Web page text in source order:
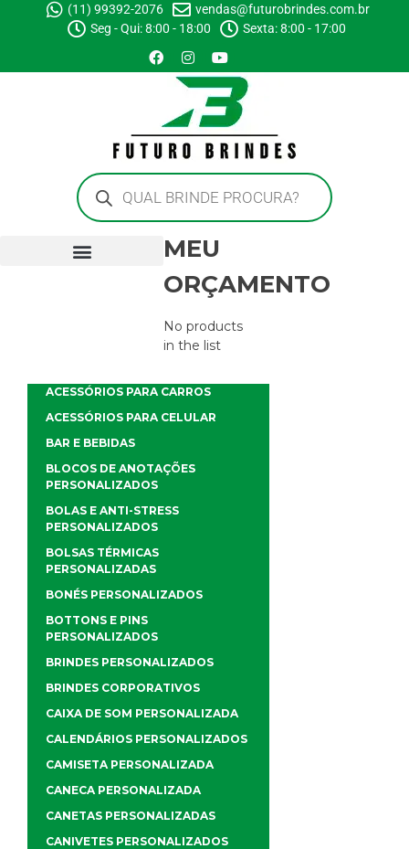
(11) 99392-2076
vendas@futurobrindes.com.br
Seg - Qui: 8:00 - 18:00
Sexta: 8:00 - 17:00
MEU
ORÇAMENTO
No products
in the list
ACESSÓRIOS PARA CARROS
ACESSÓRIOS PARA CELULAR
BAR E BEBIDAS
BLOCOS DE ANOTAÇÕES
PERSONALIZADOS
BOLAS E ANTI-STRESS
PERSONALIZADOS
BOLSAS TÉRMICAS
PERSONALIZADAS
BONÉS PERSONALIZADOS
BOTTONS E PINS
PERSONALIZADOS
BRINDES PERSONALIZADOS
BRINDES CORPORATIVOS
CAIXA DE SOM PERSONALIZADA
CALENDÁRIOS PERSONALIZADOS
CAMISETA PERSONALIZADA
CANECA PERSONALIZADA
CANETAS PERSONALIZADAS
CANIVETES PERSONALIZADOS